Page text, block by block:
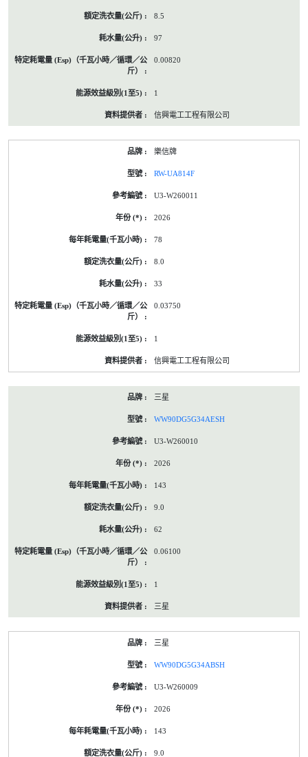
8.5
97
0.00820
1
信興電工工程有限公司
樂信牌
RW-UA814F
U3-W260011
2026
78
8.0
33
0.03750
1
信興電工工程有限公司
三星
WW90DG5G34AESH
U3-W260010
2026
143
9.0
62
0.06100
1
三星
三星
WW90DG5G34ABSH
U3-W260009
2026
143
9.0